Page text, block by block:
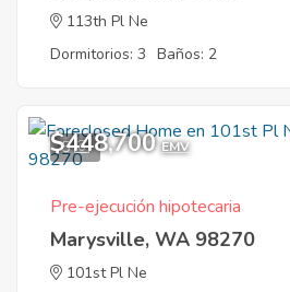
113th Pl Ne
Dormitorios: 3 Baños: 2
5
$448,700 EMV
Pre-ejecución hipotecaria
Marysville, WA 98270
101st Pl Ne